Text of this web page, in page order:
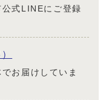
式LINEにご登録
お届けしていま